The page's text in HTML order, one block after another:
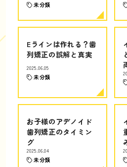
未分類
Eラインは作れる？歯
列矯正の誤解と真実
2025.06.05
未分類
お子様のアデノイド
歯列矯正のタイミン
グ
2025.06.04
未分類